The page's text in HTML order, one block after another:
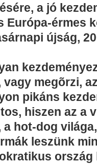
a jó
Európa-érmes
újság,
megõrzi,
pikáns
hiszen az a
a hot-dog
leszünk